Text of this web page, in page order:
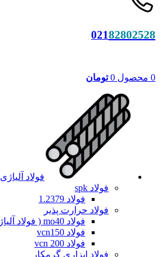
02182802528
0 محصول 0 تومان
فولاد آلیاژی
فولاد spk
فولاد 1.2379
فولاد حرارت پذیر
فولاد mo40 ( فولاد آلیاژی 1.7225)
فولاد vcn150
فولاد vcn 200
فولاد ابزاری گرمکار